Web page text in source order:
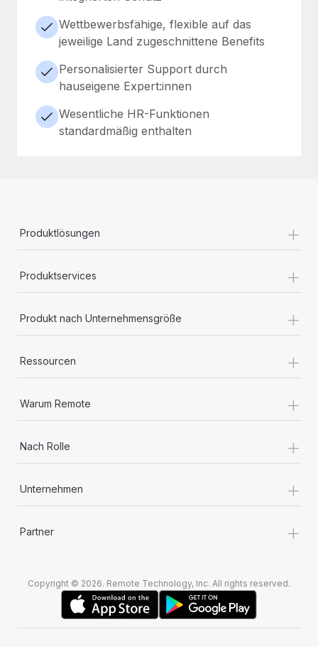
Wettbewerbsfähige, flexible auf das
jeweilige Land zugeschnittene Benefits
Personalisierter Support durch
hauseigene Expert:innen
Wesentliche HR-Funktionen
standardmäßig enthalten
Produktlösungen +
Produktservices +
Produkt nach Unternehmensgröße +
Ressourcen +
Warum Remote +
Nach Rolle +
Unternehmen +
Partner +
Copyright © 2026. Remote Technology, Inc. All rights reserved.